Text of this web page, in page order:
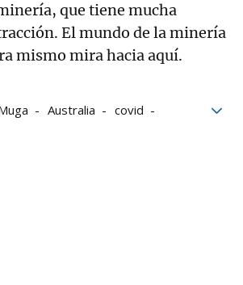
que tiene mucha
El mundo de la minería
mismo mira hacia aquí.
Australia
covid